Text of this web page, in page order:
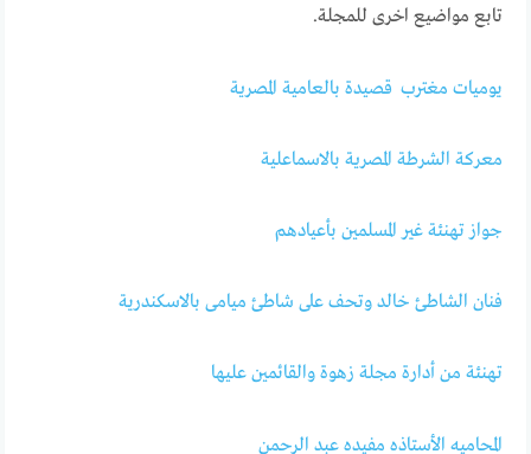
تابع مواضيع اخرى للمجلة.
يوميات مغترب قصيدة بالعامية المصرية
معركة الشرطة المصرية بالاسماعلية
جواز تهنئة غير المسلمين بأعيادهم
فنان الشاطئ خالد وتحف على شاطئ ميامى بالاسكندرية
تهنئة من أدارة مجلة زهوة والقائمين عليها
المحاميه الأستاذه مفيده عبد الرحمن